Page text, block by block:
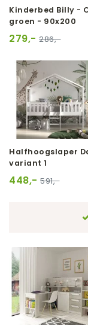
Kinderbed Billy -
groen - 90x200
279,- 286,-
Halfhoogslaper
variant 1
448,- 591,-